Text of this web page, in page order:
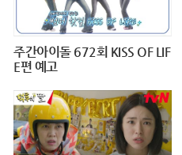
주간아이돌 672회 KISS OF LIF
E편 예고